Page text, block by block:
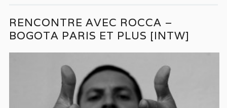
RENCONTRE AVEC ROCCA –
BOGOTA PARIS ET PLUS [INTW]